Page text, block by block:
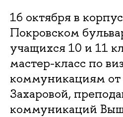
16 октября в
Покровском
учащихся 10 и 11
мастер-класс по
коммуникациям
Захаровой,
коммуникаций